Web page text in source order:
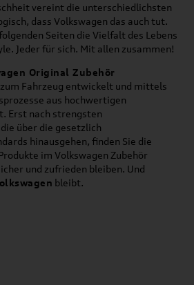
vereint die unterschiedlichsten
dass Volkswagen das auch tut.
Seiten die Vielfalt des Lebens
Jeder für sich. Mit allen zusammen!
Original Zubehör
Fahrzeug entwickelt und mittels
aus hochwertigen
Erst nach strengsten
über die gesetzlich
hinausgehen, finden Sie die
im Volkswagen Zubehör
und zufrieden bleiben. Und
bleibt.